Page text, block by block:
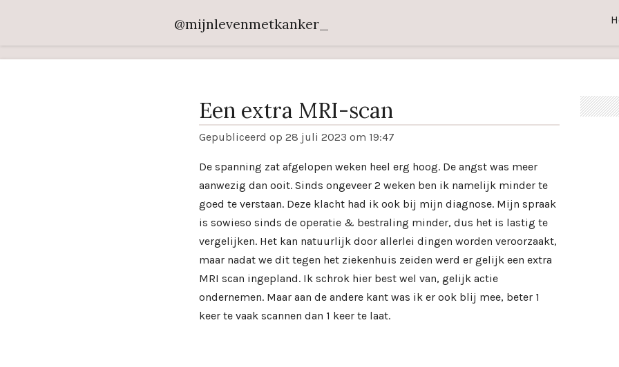
@mijnlevenmetkanker_
Een extra MRI-scan
Gepubliceerd op 28 juli 2023 om 19:47
De spanning zat afgelopen weken heel erg hoog. De angst was meer
aanwezig dan ooit. Sinds ongeveer 2 weken ben ik namelijk minder te
goed te verstaan. Deze klacht had ik ook bij mijn diagnose. Mijn spraak
is sowieso sinds de operatie & bestraling minder, dus het is lastig te
vergelijken. Het kan natuurlijk door allerlei dingen worden veroorzaakt,
maar nadat we dit tegen het ziekenhuis zeiden werd er gelijk een extra
MRI scan ingepland. Ik schrok hier best wel van, gelijk actie
ondernemen. Maar aan de andere kant was ik er ook blij mee, beter 1
keer te vaak scannen dan 1 keer te laat.